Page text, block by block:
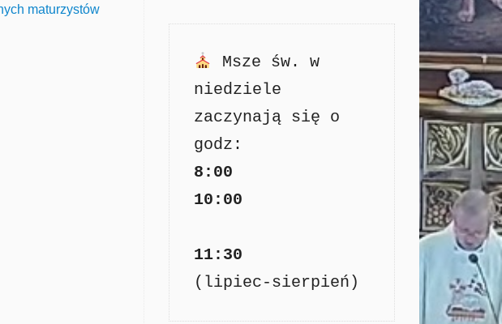
maturzystów
Msze św. w
niedziele
zaczynają się o
8:00
11:30
(lipiec-sierpień)